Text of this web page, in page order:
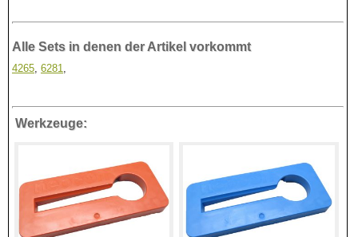
Alle Sets in denen der Artikel vorkommt
4265 6281
Werkzeuge: